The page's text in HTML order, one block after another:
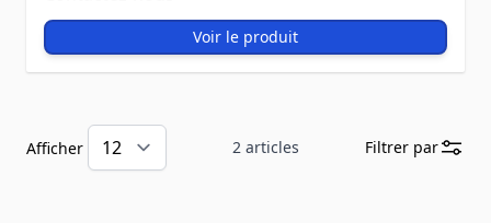
Voir le produit
2 articles
Afficher Filtrer par